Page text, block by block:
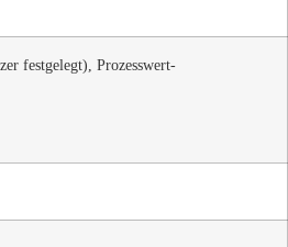
festgelegt), Prozesswert-